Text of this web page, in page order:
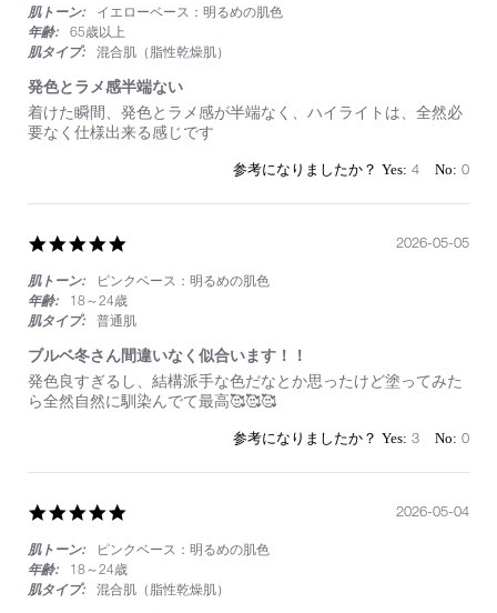
rating
肌トーン:
イエローベース：明るめの肌色
年齢:
65歳以上
肌タイプ:
混合肌（脂性乾燥肌）
発色とラメ感半端ない
Review
by
2026
review
stating
ラ
感
端
な
い
着けた瞬間、発色とラメ感が半端なく、ハイライトは、全然必
要なく仕様出来る感じです
4 0
rating
肌トーン:
ピンクベース：明るめの肌色
年齢:
18～24歳
肌タイプ:
普通肌
ブルベ冬さん間違いなく似合います！！
Review
by
2026
review
stating
冬
ん
違
い
な
発色良すぎるし、結構派手な色だなとか思ったけど塗ってみた
ら全然自然に馴染んでて最高🥰🥰🥰
2026-05-05
3 0
rating
肌トーン:
ピンクベース：明るめの肌色
年齢:
18～24歳
肌タイプ:
混合肌（脂性乾燥肌）
2026-05-04